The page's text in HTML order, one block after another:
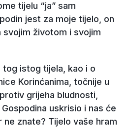
tijelu “ja” sam
jest za moje tijelo, on
svojim životom i svojim
istog tijela, kao i o
Korinćanima, točnije u
grijeha bludnosti,
uskrisio i nas će
znate? Tijelo vaše hram